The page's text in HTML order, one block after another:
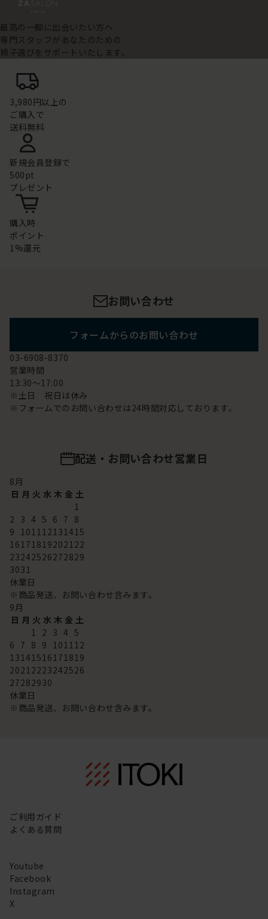
最高の一脚に出会いたい方へ
専門スタッフがあなたのための
椅子選びをサポートいたします。
3,980円以上の
ご購入で
送料無料
新規会員登録で
500pt
プレゼント
購入時
ポイント
1%還元
お問い合わせ
フォームからのお問い合わせ
03-6908-8370
営業時間
13:30～17:00
※土日 祝日は休み
※フォームでのお問い合わせは24時間対応しております。
配送・お問い合わせ営業日
8月
日 月 火 水 木 金 土
1
2 3 4 5 6 7 8
9 101112131415
16171819202122
23242526272829
3031
休業日
※商品発送、お問い合わせ含みます。
9月
日 月 火 水 木 金 土
1 2 3 4 5
6 7 8 9 101112
13141516171819
20212223242526
27282930
休業日
※商品発送、お問い合わせ含みます。
ご利用ガイド
よくある質問
Youtube
Facebook
Instagram
X